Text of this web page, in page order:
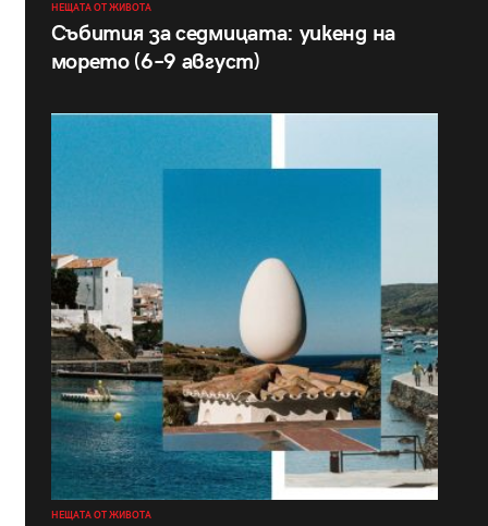
НЕЩАТА ОТ ЖИВОТА
Събития за седмицата: уикенд на
морето (6–9 август)
НЕЩАТА ОТ ЖИВОТА